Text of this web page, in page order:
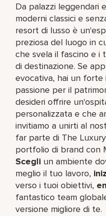
Da palazzi leggendari
moderni classici e
resort di lusso è
preziosa del luogo in
che svela il fascino e i
di destinazione. Se
evocativa, hai un forte
passione per il
desideri offrire
personalizzata e che
invitiamo a unirti al
far parte di The
portfolio di brand con
Scegli un ambiente
meglio il tuo lavoro,
verso i tuoi obiettivi,
fantastico team
versione migliore di te.